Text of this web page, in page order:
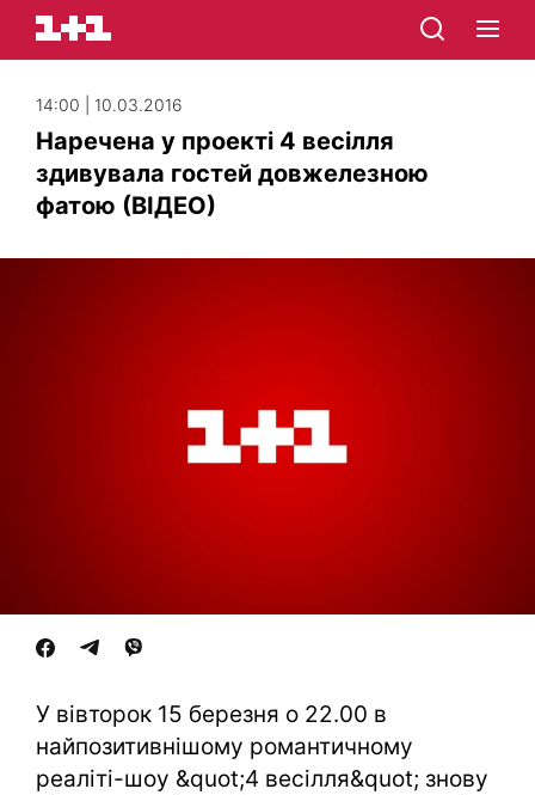
14:00 | 10.03.2016
Наречена у проекті 4 весілля
здивувала гостей довжелезною
фатою (ВІДЕО)
У вівторок 15 березня о 22.00 в
найпозитивнішому романтичному
реаліті-шоу &quot;4 весілля&quot; знову